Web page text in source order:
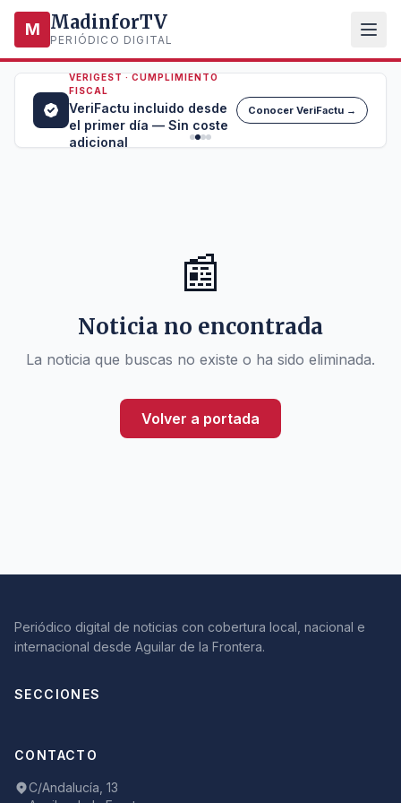
M MadinforTV
PERIÓDICO DIGITAL
VERIGEST · CUMPLIMIENTO
FISCAL
VeriFactu incluido desde
el primer día — Sin coste
adicional
Conocer VeriFactu →
📰
Noticia no encontrada
La noticia que buscas no existe o ha sido eliminada.
Volver a portada
Periódico digital de noticias con cobertura local, nacional e
internacional desde Aguilar de la Frontera.
SECCIONES
CONTACTO
C/Andalucía, 13